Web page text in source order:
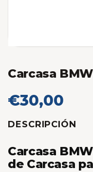
Carcasa BMW
€30,00
DESCRIPCIÓN
Carcasa
de Carcasa